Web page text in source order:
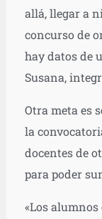
allá, llegar a
concurso de
hay datos de
Susana,
Otra meta es
la
docentes de
para poder
«Los